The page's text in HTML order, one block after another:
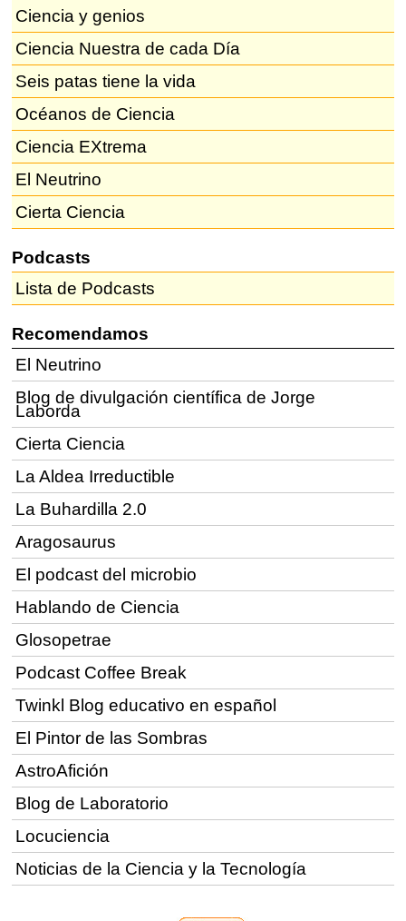
Ciencia y genios
Ciencia Nuestra de cada Día
Seis patas tiene la vida
Océanos de Ciencia
Ciencia EXtrema
El Neutrino
Cierta Ciencia
Podcasts
Lista de Podcasts
Recomendamos
El Neutrino
Blog de divulgación científica de Jorge
Laborda
Cierta Ciencia
La Aldea Irreductible
La Buhardilla 2.0
Aragosaurus
El podcast del microbio
Hablando de Ciencia
Glosopetrae
Podcast Coffee Break
Twinkl Blog educativo en español
El Pintor de las Sombras
AstroAfición
Blog de Laboratorio
Locuciencia
Noticias de la Ciencia y la Tecnología